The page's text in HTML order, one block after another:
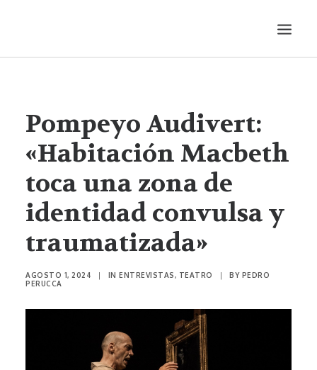
ENTREVISTAS
HISTORIETA
MÚSICA
TEATRO
SONÁMBULA
SYNCO
Pompeyo Audivert:
«Habitación Macbeth
toca una zona de
identidad convulsa y
traumatizada»
AGOSTO 1, 2024 | IN ENTREVISTAS, TEATRO | BY PEDRO
PERUCCA